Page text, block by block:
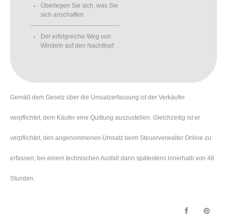
Überlegen Sie sich, was Sie
sich anschaffen
Der erfolgreiche Weg von
Windeln auf den Nachttopf
Gemäß dem Gesetz über die Umsatzerfassung ist der Verkäufer
verpflichtet, dem Käufer eine Quittung auszustellen. Gleichzeitig ist er
verpflichtet, den angenommenen Umsatz beim Steuerverwalter Online zu
erfassen; bei einem technischen Ausfall dann spätestens innerhalb von 48
Stunden.